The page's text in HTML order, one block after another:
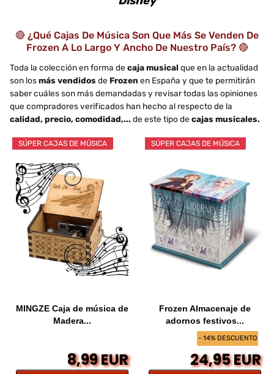
🔴 ¿Qué Cajas De Música Son Que Más Se Venden De
Frozen A Lo Largo Y Ancho De Nuestro País? 🔴
Toda la colección en forma de caja musical que en la actualidad
son losmás vendidos de Frozen en España y que te permitirán
saber cuáles son más demandadas y revisar todas las opiniones
que compradores verificados han hecho al respecto de la
calidad, precio, comodidad,...de este tipo de cajas musicales.
SÚPER CAJAS DE MÚSICA
MINGZE Caja de música de
Madera...
8,99 EUR
- 14% DESCUENTO
SÚPER CAJAS DE MÚSICA
Frozen Almacenaje de
adornos festivos...
24,95 EUR